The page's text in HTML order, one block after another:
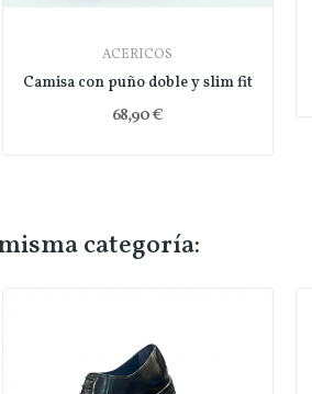
ACERICOS
Camisa con puño doble y slim fit
68,90 €
categoría: